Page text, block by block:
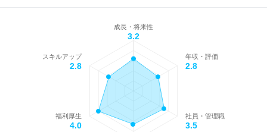
成長・将来性
3.2
年収・評価
2.8
社員・管理職
3.5
福利厚生
4.0
スキルアップ
2.8